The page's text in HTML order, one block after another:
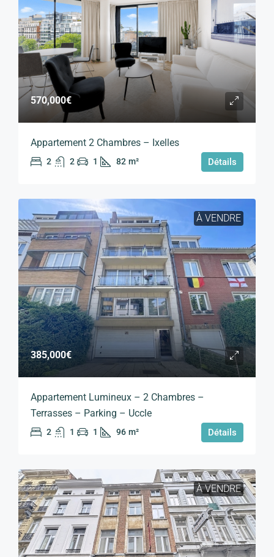
570,000€
Appartement 2 Chambres – Ixelles
2 2 1 82 m² Détails
À VENDRE
385,000€
Appartement Lumineux – 2 Chambres –
Terrasses – Parking – Uccle
2 1 1 96 m² Détails
À VENDRE